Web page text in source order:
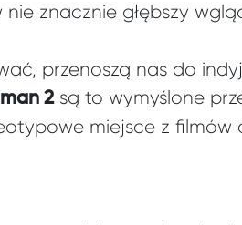
znacznie głębszy
przenoszą nas do
2są to wymyślone
miejsce z filmów